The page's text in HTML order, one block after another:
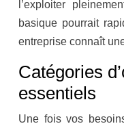
l’exploiter
basique pourrait
entreprise connaît
Catégories
essentiels
Une fois vos